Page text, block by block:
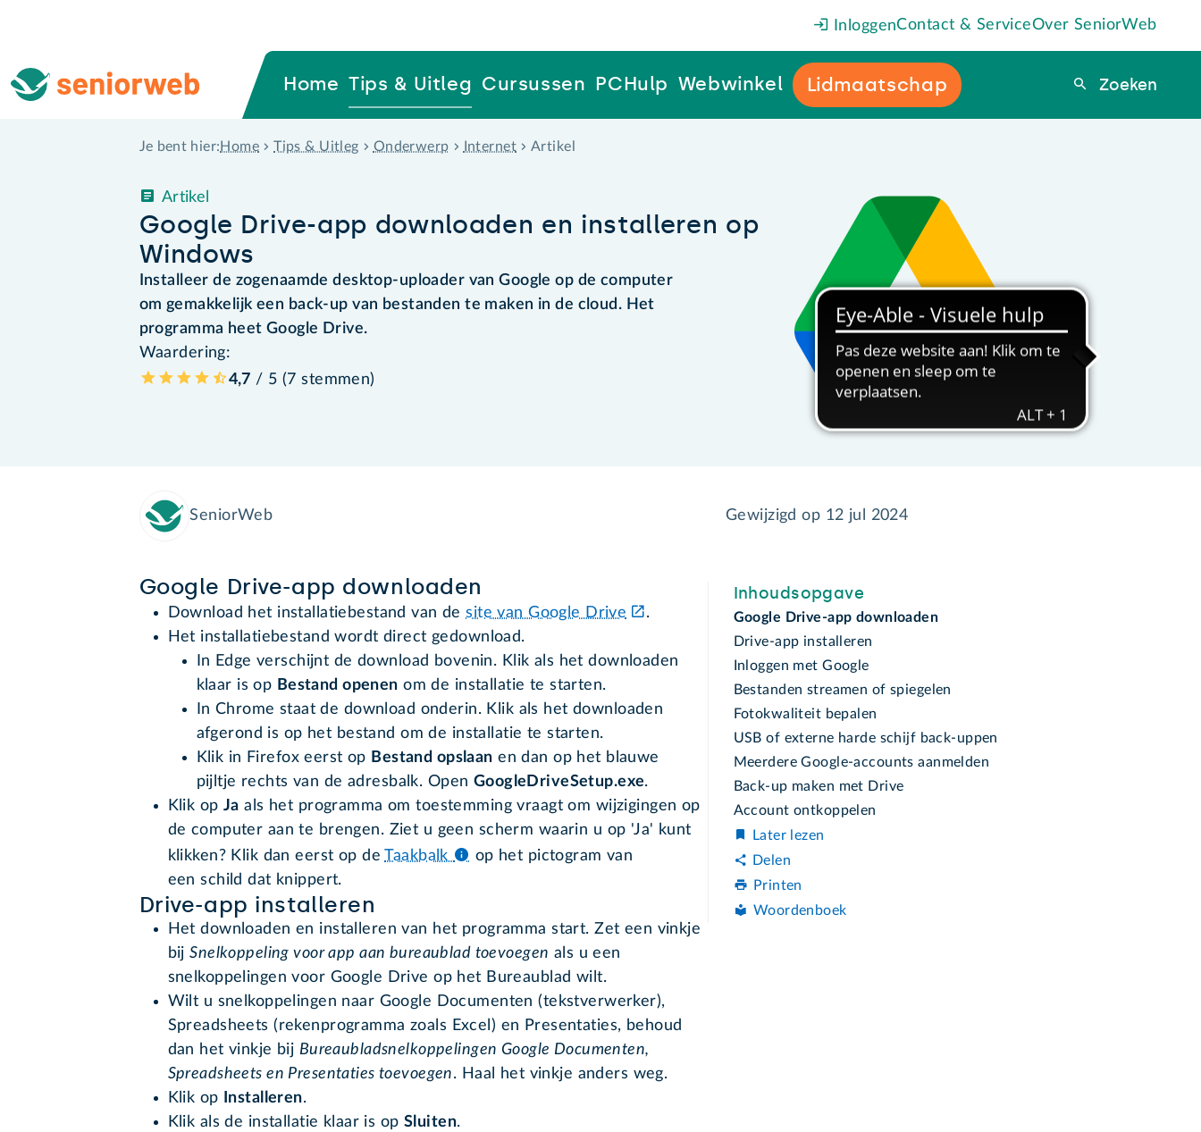
InloggenContact & ServiceOver SeniorWeb
Home Tips & Uitleg Cursussen PCHulp Webwinkel Lidmaatschap Zoeken
Zoeken
Je bent hier: Home Tips & Uitleg Onderwerp Internet Artikel
Google Drive-app downloaden en installeren op
Windows
Artikel
Installeer de zogenaamde desktop-uploader van Google op de computer
om gemakkelijk een back-up van bestanden te maken in de cloud. Het
programma heet Google Drive.
Waardering:
4,7 / 5 (7 stemmen)
SeniorWeb Gewijzigd op 12 jul 2024
Google Drive-app downloaden
Download het installatiebestand van desite van Google Drive
.
Het installatiebestand wordt direct gedownload.
In Edge verschijnt de download bovenin. Klik als het downloaden
klaar is op Bestand openen om de installatie te starten.
In Chrome staat de download onderin. Klik als het downloaden
afgerond is op het bestand om de installatie te starten.
Klik in Firefox eerst op Bestand opslaan en dan op het blauwe
pijltje rechts van de adresbalk. Open GoogleDriveSetup.exe.
Klik op Ja als het programma om toestemming vraagt om wijzigingen op
de computer aan te brengen. Ziet u geen scherm waarin u op 'Ja' kunt
klikken? Klik dan eerst op deTaakbalk
op het pictogram van
een schild dat knippert.
Drive-app installeren
Het downloaden en installeren van het programma start. Zet een vinkje
bijSnelkoppeling voor app aan bureaublad toevoegen als u een
snelkoppelingen voor Google Drive op het Bureaublad wilt.
Wilt u snelkoppelingen naar Google Documenten (tekstverwerker),
Spreadsheets (rekenprogramma zoals Excel) en Presentaties, behoud
dan het vinkje bij Bureaubladsnelkoppelingen Google Documenten,
Spreadsheets en Presentaties toevoegen. Haal het vinkje anders weg.
Klik op
Installeren.
Klik als de installatie klaar is op Sluiten.
Inhoudsopgave
Google Drive-app downloaden
Drive-app installeren
Inloggen met Google
Bestanden streamen of spiegelen
Fotokwaliteit bepalen
USB of externe harde schijf back-uppen
Meerdere Google-accounts aanmelden
Back-up maken met Drive
Account ontkoppelen
Later lezen
Delen
Printen
Woordenboek